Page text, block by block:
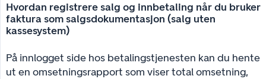
Hvordan registrere salg og innbetaling når du bruker
faktura som salgsdokumentasjon (salg uten
kassesystem)
På innlogget side hos betalingstjenesten kan du hente
ut en omsetningsrapport som viser total omsetning,